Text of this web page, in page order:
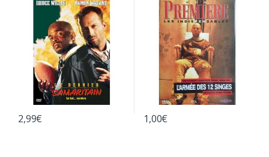
2,99€ 1,00€